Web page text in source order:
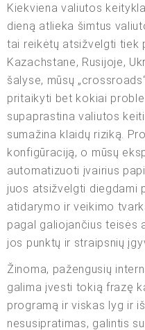
Kiekviena valiutos
dieną atlieka šimtus
tai reikėtų atsižvelgti tiek
Kazachstane, Rusijoje,
šalyse, mūsų
pritaikyti bet kokiai
supaprastina valiutos
sumažina klaidų riziką.
konfigūraciją, o mūsų
automatizuoti įvairius
juos atsižvelgti diegdami
atidarymo ir veikimo
pagal galiojančius teisės
jos punktų ir straipsnių
Žinoma, pažengusių
galima įvesti tokią frazę
programą ir viskas lyg ir
nesusipratimas, galintis